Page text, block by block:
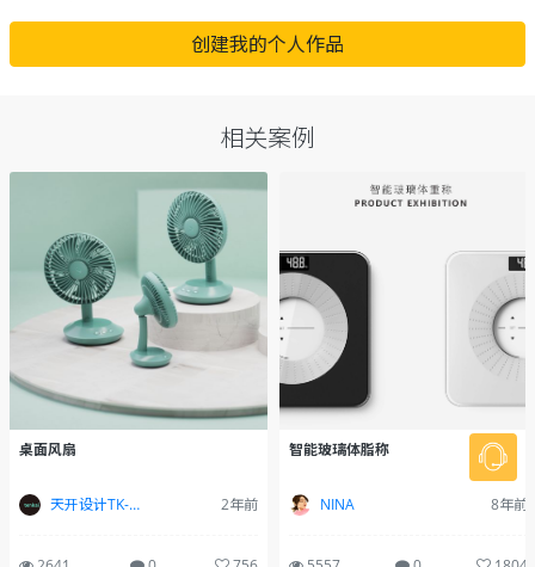
创建我的个人作品
相关案例
桌面风扇
天开设计TK-Design 2年前
智能玻璃体脂称
NINA 8年前